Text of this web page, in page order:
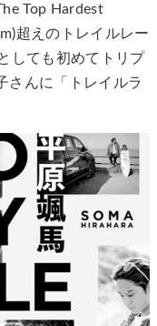
Top Hardest
超えのトレイルレー
しても初めてトリプ
さんに「トレイルラ